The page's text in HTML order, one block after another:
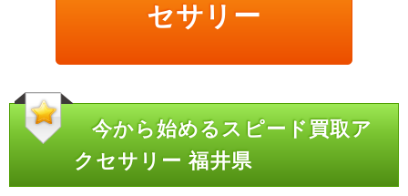
セサリー
今から始めるスピード買取ア
クセサリー 福井県